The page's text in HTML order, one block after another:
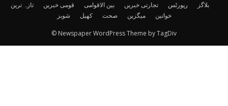
تازہ ترین قومی خبریں بین الاقوامی تجارتی خبریں رپورٹس
بلاگز
شوبز
کھیل صحت میگزین خواتین
© Newspaper WordPress Theme by TagDiv